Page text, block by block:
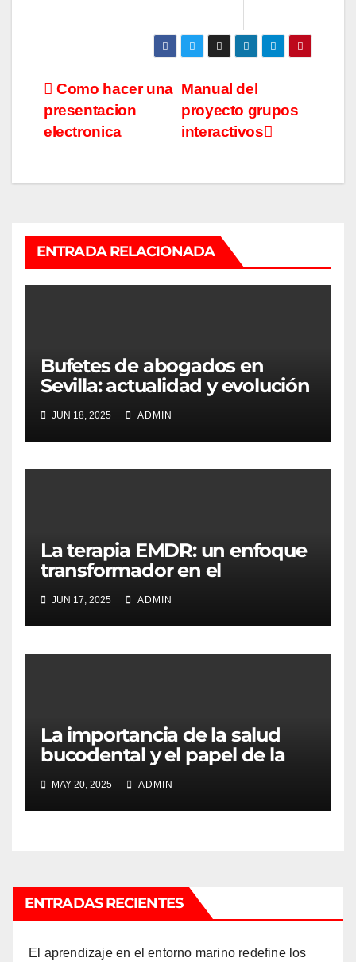
Navegación
de
Manual del
proyecto grupos
interactivos
Como hacer una
presentacion
electronica
ENTRADA RELACIONADA
Bufetes de abogados en
Sevilla: actualidad y evolución
del ejercicio legal
JUN 18, 2025 ADMIN
La terapia EMDR: un enfoque
transformador en el
tratamiento psicológico
JUN 17, 2025 ADMIN
La importancia de la salud
bucodental y el papel de la
clínica dental en la
prevención
MAY 20, 2025 ADMIN
ENTRADAS RECIENTES
El aprendizaje en el entorno marino redefine los